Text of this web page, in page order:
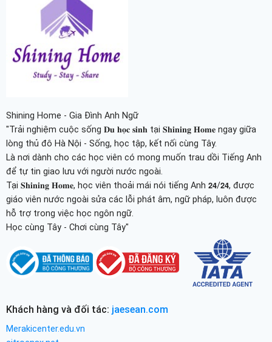
Shining Home - Gia Đình Anh Ngữ
"Trải nghiệm cuộc sống 𝐃𝐮 𝐡𝐨̣𝐜 𝐬𝐢𝐧𝐡 tại 𝐒𝐡𝐢𝐧𝐢𝐧𝐠 𝐇𝐨𝐦𝐞 ngay giữa
lòng thủ đô Hà Nội - Sống, học tập, kết nối cùng Tây.
Là nơi dành cho các học viên có mong muốn trau dồi Tiếng Anh
để tự tin giao lưu với người nước ngoài.
Tại 𝐒𝐡𝐢𝐧𝐢𝐧𝐠 𝐇𝐨𝐦𝐞, học viên thoải mái nói tiếng Anh 𝟮𝟰/𝟮𝟰, được
giáo viên nước ngoài sửa các lỗi phát âm, ngữ pháp, luôn được
hỗ trợ trong việc học ngôn ngữ.
Học cùng Tây - Chơi cùng Tây"
Khách hàng và đối tác: jaesean.com
Merakicenter.edu.vn